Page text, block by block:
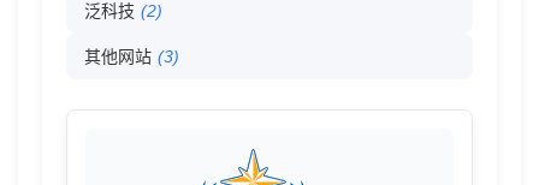
泛科技 (2)
其他网站 (3)